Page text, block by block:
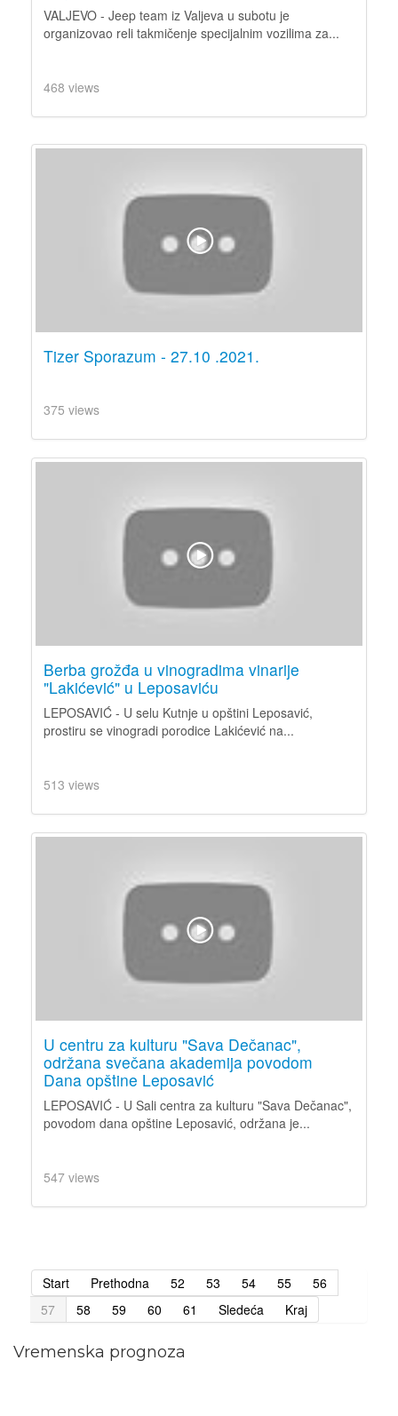
VALJEVO - Jeep team iz Valjeva u subotu je
organizovao reli takmičenje specijalnim vozilima za...
468 views
Tizer Sporazum - 27.10 .2021.
375 views
Berba grožđa u vinogradima vinarije
"Lakićević" u Leposaviću
LEPOSAVIĆ - U selu Kutnje u opštini Leposavić,
prostiru se vinogradi porodice Lakićević na...
513 views
U centru za kulturu "Sava Dečanac",
održana svečana akademija povodom
Dana opštine Leposavić
LEPOSAVIĆ - U Sali centra za kulturu "Sava Dečanac",
povodom dana opštine Leposavić, održana je...
547 views
Start Prethodna 52 53 54 55
56
57
58 59 60 61 Sledeća Kraj
Vremenska prognoza